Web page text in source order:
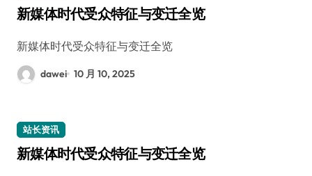
新媒体时代受众特征与变迁全览
新媒体时代受众特征与变迁全览
dawei 10 月 10, 2025
站长资讯
新媒体时代受众特征与变迁全览